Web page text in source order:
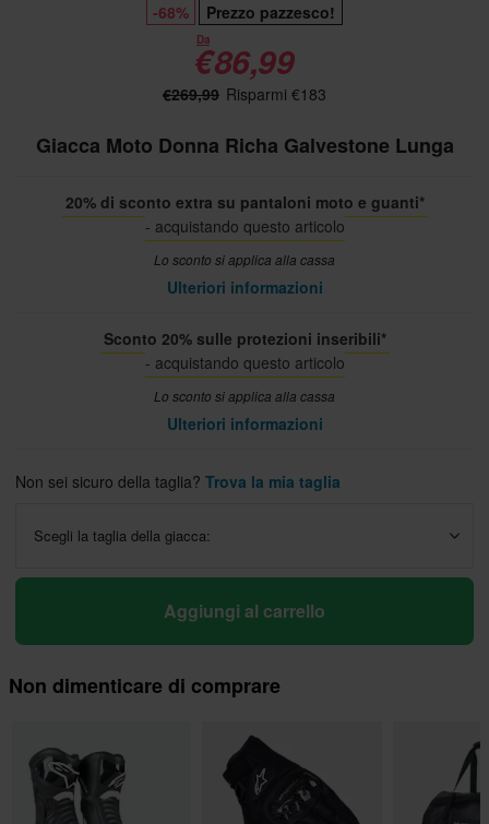
-68% Prezzo pazzesco!
Da
€86,99
€269,99 Risparmi €183
Giacca Moto Donna Richa Galvestone Lunga
20% di sconto extra su pantaloni moto e guanti*
- acquistando questo articolo
Lo sconto si applica alla cassa
Ulteriori informazioni
Sconto 20% sulle protezioni inseribili*
- acquistando questo articolo
Lo sconto si applica alla cassa
Ulteriori informazioni
Non sei sicuro della taglia? Trova la mia taglia
Scegli la taglia della giacca:
Aggiungi al carrello
Non dimenticare di comprare